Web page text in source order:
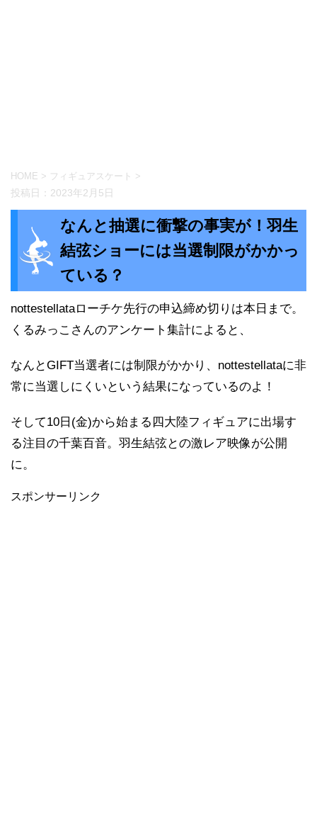
HOME > フィギュアスケート >
投稿日： 2023年2月5日
なんと抽選に衝撃の事実が！羽生
結弦ショーには当選制限がかかっ
ている？
nottestellataローチケ先行の申込締め切りは本日まで。
くるみっこさんのアンケート集計によると、
なんとGIFT当選者には制限がかかり、nottestellataに非
常に当選しにくいという結果になっているのよ！
そして10日(金)から始まる四大陸フィギュアに出場す
る注目の千葉百音。羽生結弦との激レア映像が公開
に。
スポンサーリンク